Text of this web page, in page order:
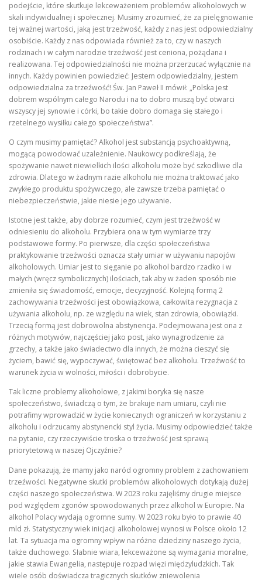
podejście, które skutkuje lekceważeniem problemów alkoholowych w
skali indywidualnej i społecznej. Musimy zrozumieć, że za pielęgnowanie
tej ważnej wartości, jaką jest trzeźwość, każdy z nas jest odpowiedzialny
osobiście. Każdy z nas odpowiada również za to, czy w naszych
rodzinach i w całym narodzie trzeźwość jest ceniona, pożądana i
realizowana. Tej odpowiedzialności nie można przerzucać wyłącznie na
innych. Każdy powinien powiedzieć: Jestem odpowiedzialny, jestem
odpowiedzialna za trzeźwość! Św. Jan Paweł II mówił: „Polska jest
dobrem wspólnym całego Narodu i na to dobro muszą być otwarci
wszyscy jej synowie i córki, bo takie dobro domaga się stałego i
rzetelnego wysiłku całego społeczeństwa”.
O czym musimy pamiętać? Alkohol jest substancją psychoaktywną,
mogącą powodować uzależnienie. Naukowcy podkreślają, że
spożywanie nawet niewielkich ilości alkoholu może być szkodliwe dla
zdrowia. Dlatego w żadnym razie alkoholu nie można traktować jako
zwykłego produktu spożywczego, ale zawsze trzeba pamiętać o
niebezpieczeństwie, jakie niesie jego używanie.
Istotne jest także, aby dobrze rozumieć, czym jest trzeźwość w
odniesieniu do alkoholu. Przybiera ona w tym wymiarze trzy
podstawowe formy. Po pierwsze, dla części społeczeństwa
praktykowanie trzeźwości oznacza stały umiar w używaniu napojów
alkoholowych. Umiar jest to sięganie po alkohol bardzo rzadko i w
małych (wręcz symbolicznych) ilościach, tak aby w żaden sposób nie
zmieniła się świadomość, emocje, decyzyjność. Kolejną formą 2
zachowywania trzeźwości jest obowiązkowa, całkowita rezygnacja z
używania alkoholu, np. ze względu na wiek, stan zdrowia, obowiązki.
Trzecią formą jest dobrowolna abstynencja. Podejmowana jest ona z
różnych motywów, najczęściej jako post, jako wynagrodzenie za
grzechy, a także jako świadectwo dla innych, że można cieszyć się
życiem, bawić się, wypoczywać, świętować bez alkoholu. Trzeźwość to
warunek życia w wolności, miłości i dobrobycie.
Tak liczne problemy alkoholowe, z jakimi boryka się nasze
społeczeństwo, świadczą o tym, że brakuje nam umiaru, czyli nie
potrafimy wprowadzić w życie koniecznych ograniczeń w korzystaniu z
alkoholu i odrzucamy abstynencki styl życia. Musimy odpowiedzieć także
na pytanie, czy rzeczywiście troska o trzeźwość jest sprawą
priorytetową w naszej Ojczyźnie?
Dane pokazują, że mamy jako naród ogromny problem z zachowaniem
trzeźwości. Negatywne skutki problemów alkoholowych dotykają dużej
części naszego społeczeństwa. W 2023 roku zajęliśmy drugie miejsce
pod względem zgonów spowodowanych przez alkohol w Europie. Na
alkohol Polacy wydają ogromne sumy. W 2023 roku było to prawie 40
mld zł. Statystyczny wiek inicjacji alkoholowej wynosi w Polsce około 12
lat. Ta sytuacja ma ogromny wpływ na różne dziedziny naszego życia,
także duchowego. Słabnie wiara, lekceważone są wymagania moralne,
jakie stawia Ewangelia, następuje rozpad więzi międzyludzkich. Tak
wiele osób doświadcza tragicznych skutków zniewolenia